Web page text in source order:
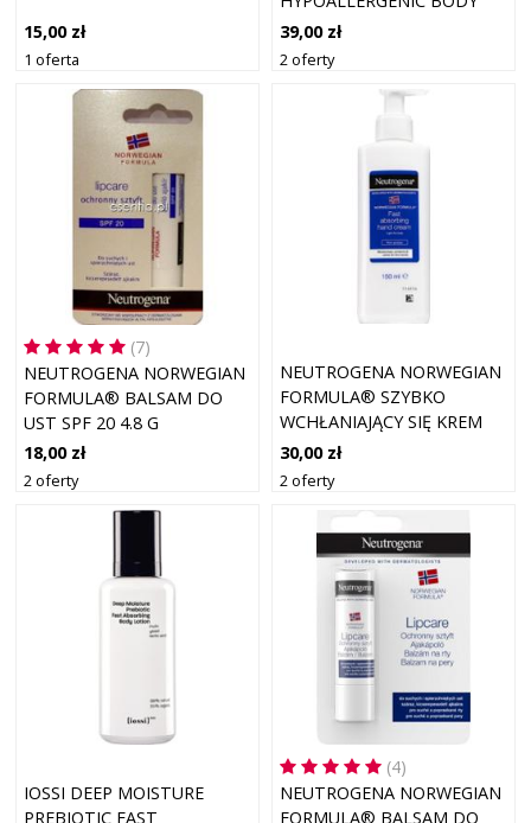
15,00 zł
1 oferta
LOTION
39,00 zł
2 oferty
(7)
NEUTROGENA NORWEGIAN
FORMULA® BALSAM DO
UST SPF 20 4.8 G
18,00 zł
2 oferty
NEUTROGENA NORWEGIAN
FORMULA® SZYBKO
WCHŁANIAJĄCY SIĘ KREM
DO RĄK 150 ML
30,00 zł
2 oferty
IOSSI DEEP MOISTURE
PREBIOTIC FAST
(4)
NEUTROGENA NORWEGIAN
FORMULA® BALSAM DO